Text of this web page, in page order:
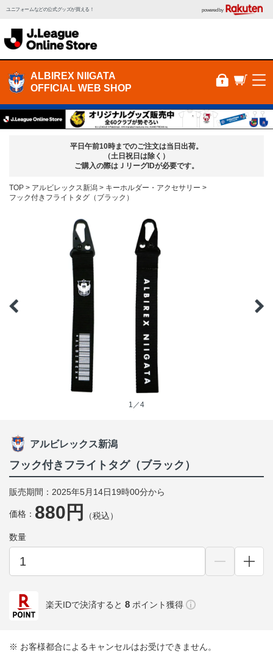
ユニフォームなどの公式グッズが買える！ powered by
ALBIREX NIIGATA
OFFICIAL WEB SHOP
平日午前10時までのご注文は当日出荷。
（土日祝日は除く）
ご購入の際はＪリーグIDが必要です。
TOP アルビレックス新潟
キーホルダー・アクセサリー
フック付きフライトタグ（ブラック）
1／4
アルビレックス新潟
フック付きフライトタグ（ブラック）
販売期間：2025年5月14日19時00分から
価格： 880円 （税込）
数量
楽天IDで決済すると 8 ポイント獲得
※ お客様都合によるキャンセルはお受けできません。